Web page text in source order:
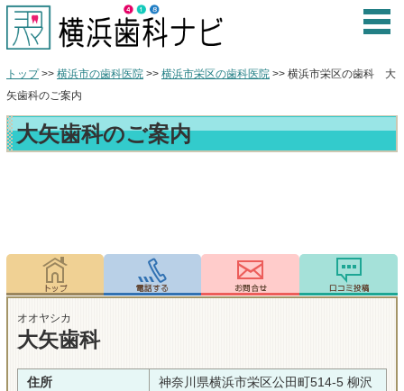
トップ>> 横浜市の歯科医院 >> 横浜市栄区の歯科医院 >> 横浜市栄区の歯科 大
矢歯科のご案内
大矢歯科のご案内
オオヤシカ
大矢歯科
住所
神奈川県横浜市栄区公田町514-5 柳沢